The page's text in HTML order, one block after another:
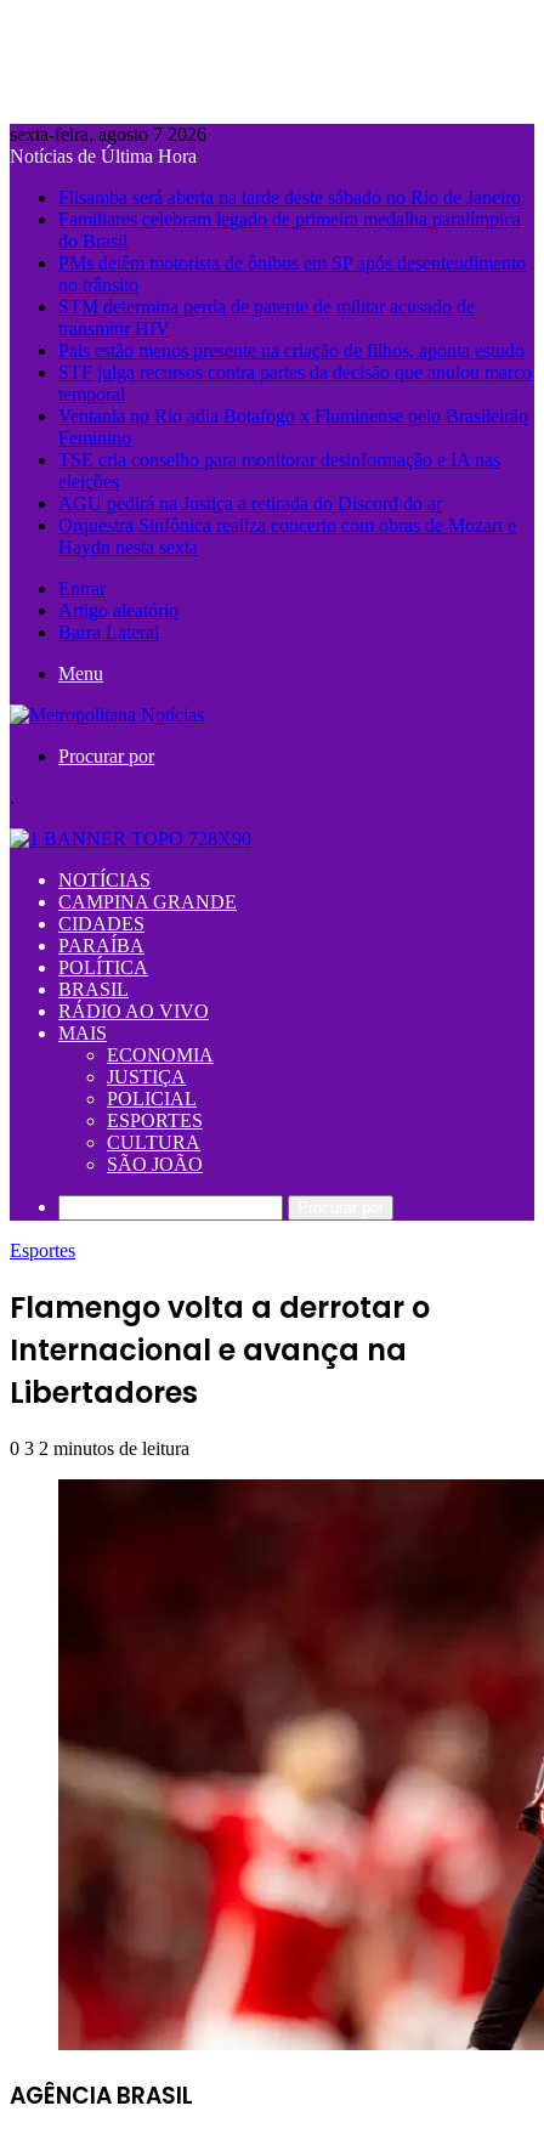
sexta-feira, agosto 7 2026
Notícias de Última Hora
Flisamba será aberta na tarde deste sábado no Rio de Janeiro
Familiares celebram legado de primeira medalha paralímpica
do Brasil
PMs detêm motorista de ônibus em SP após desentendimento
no trânsito
STM determina perda de patente de militar acusado de
transmitir HIV
Pais estão menos presente na criação de filhos, aponta estudo
STF julga recursos contra partes da decisão que anulou marco
temporal
Ventania no Rio adia Botafogo x Fluminense pelo Brasileirão
Feminino
TSE cria conselho para monitorar desinformação e IA nas
eleições
AGU pedirá na Justiça a retirada do Discord do ar
Orquestra Sinfônica realiza concerto com obras de Mozart e
Haydn nesta sexta
Entrar
Artigo aleatório
Barra Lateral
Menu
Procurar por
.
NOTÍCIAS
CAMPINA GRANDE
CIDADES
PARAÍBA
POLÍTICA
BRASIL
RÁDIO AO VIVO
MAIS
ECONOMIA
JUSTIÇA
POLICIAL
ESPORTES
CULTURA
SÃO JOÃO
Esportes
Flamengo volta a derrotar o
Internacional e avança na
Libertadores
0 3 2 minutos de leitura
AGÊNCIA BRASIL